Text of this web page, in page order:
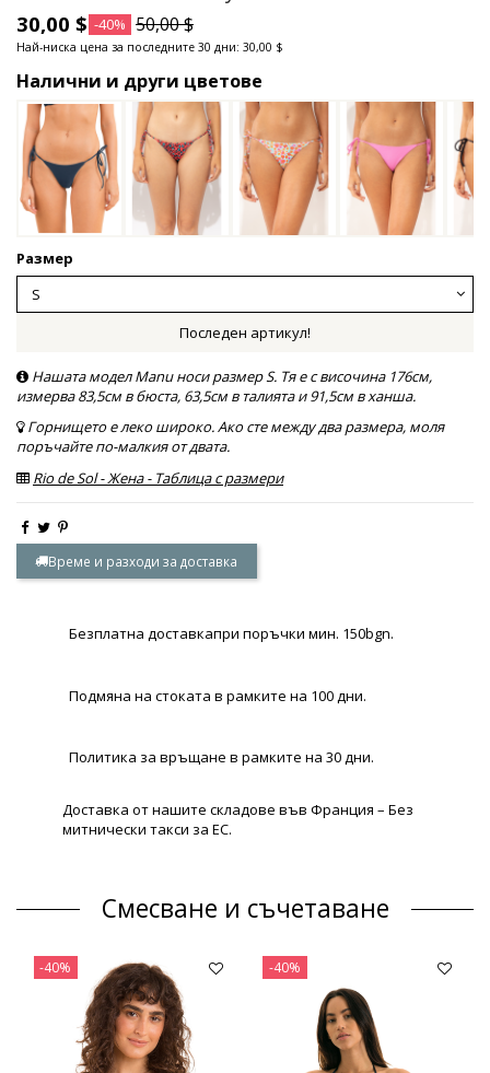
30,00 $ -40% 50,00 $
Най-ниска цена за последните 30 дни: 30,00 $
Налични и други цветове
Размер
Последен артикул!
Нашата модел Manu носи размер S. Тя е с височина 176см,
измерва 83,5см в бюста, 63,5см в талията и 91,5см в ханша.
Горнището е леко широко. Ако сте между два размера, моля
поръчайте по-малкия от двата.
Rio de Sol - Жена - Таблица с размери
Време и разходи за доставка
Безплатна доставкапри поръчки мин. 150bgn.
Подмяна на стоката в рамките на 100 дни.
Политика за връщане в рамките на 30 дни.
Доставка от нашите складове във Франция – Без
митнически такси за ЕС.
Смесване и съчетаване
-40% -40%